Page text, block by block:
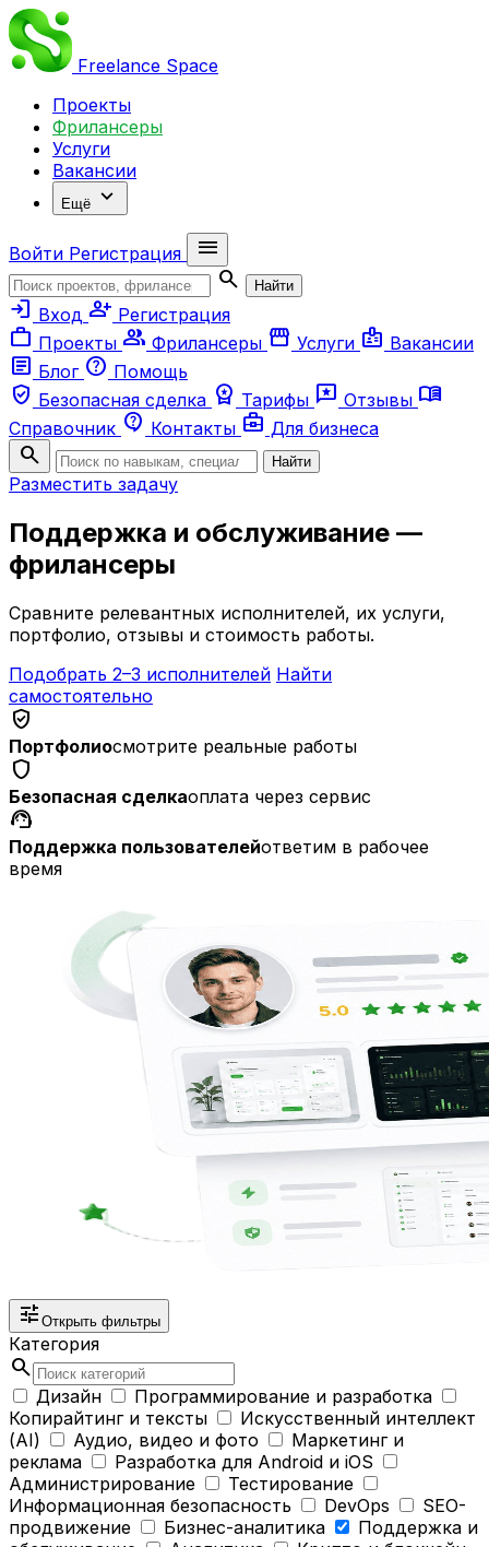
Freelance Space
Проекты
Фрилансеры
Услуги
Вакансии
Ещё expand_more
Войти Регистрация
menu
search
Найти
login Вход person_add Регистрация
work Проекты group Фрилансеры storefront Услуги badge Вакансии
article Блог help Помощь
verified_user Безопасная сделка workspace_premium Тарифы reviews Отзывы menu_book
Справочник contact_support Контакты business_center Для бизнеса
search Найти
Разместить задачу
Поддержка и обслуживание —
фрилансеры
Сравните релевантных исполнителей, их услуги,
портфолио, отзывы и стоимость работы.
Подобрать 2–3 исполнителей Найти
самостоятельно
verified_user
Портфолиосмотрите реальные работы
shield
Безопасная сделкаоплата через сервис
support_agent
Поддержка пользователейответим в рабочее
время
tune Открыть фильтры
Категория
search
Дизайн
Программирование и разработка
Копирайтинг и тексты
Искусственный интеллект
(AI)
Аудио, видео и фото
Маркетинг и
реклама
Разработка для Android и iOS
Администрирование
Тестирование
Информационная безопасность
DevOps
SEO-
продвижение
Бизнес-аналитика
Поддержка и